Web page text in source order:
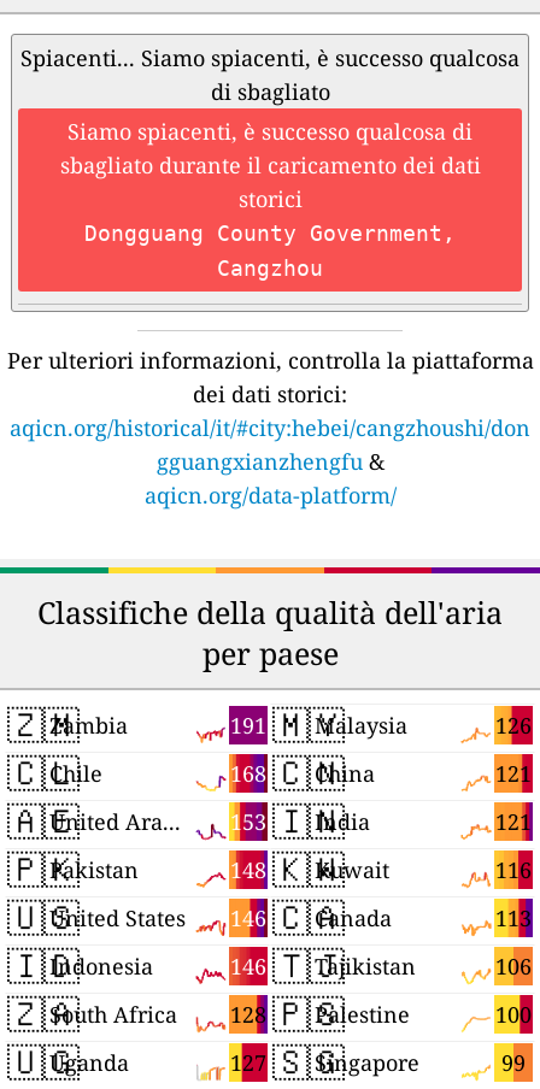
Spiacenti... Siamo spiacenti, è successo qualcosa
di sbagliato
Siamo spiacenti, è successo qualcosa di
sbagliato durante il caricamento dei dati
storici
Dongguang County Government,
Cangzhou
Per ulteriori informazioni, controlla la piattaforma
dei dati storici:
aqicn.org/historical/it/#city:hebei/cangzhoushi/don
gguangxianzhengfu&
aqicn.org/data-platform/
Classifiche della qualità dell'aria
per paese
🇿🇲 191
Zambia
🇨🇱 168
Chile
🇦🇪 153
United Arab Emirates
🇵🇰 148
Pakistan
🇺🇸 146
United States
🇮🇩 146
Indonesia
🇿🇦 128
South Africa
🇺🇬 127
Uganda
🇲🇾 126
Malaysia
🇨🇳 121
China
🇮🇳 121
India
🇰🇼 116
Kuwait
🇨🇦 113
Canada
🇹🇯 106
Tajikistan
🇵🇸 100
Palestine
🇸🇬 99
Singapore